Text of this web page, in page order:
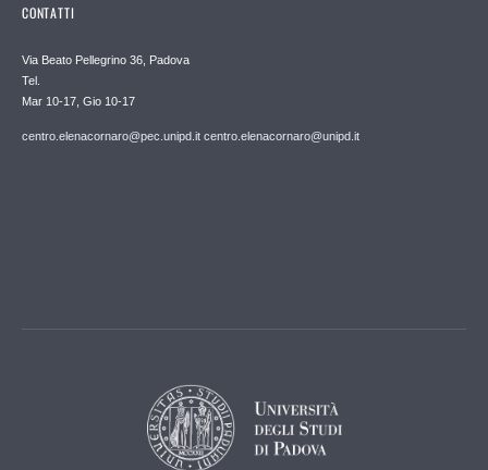
CONTATTI
Via Beato Pellegrino 36, Padova
Tel.
Mar 10-17, Gio 10-17
centro.elenacornaro@pec.unipd.it centro.elenacornaro@unipd.it